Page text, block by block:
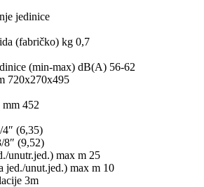
jedinice
(fabričko) kg 0,7
(min-max) dB(A) 56-62
720x270x495
mm 452
4″ (6,35)
8″ (9,52)
unutr.jed.) max m 25
jed./unut.jed.) max m 10
3m